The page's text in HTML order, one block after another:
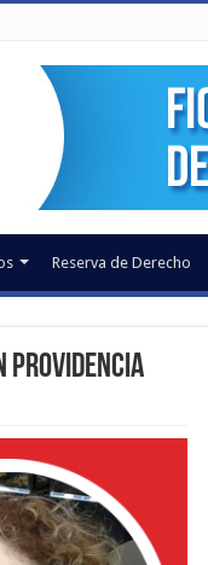
Reserva de Derecho
Providencia